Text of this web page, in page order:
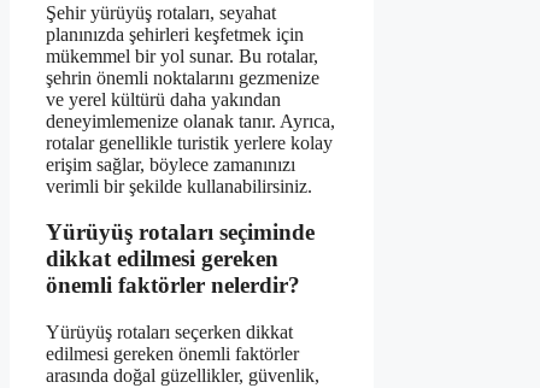
Şehir yürüyüş rotaları, seyahat
planınızda şehirleri keşfetmek için
mükemmel bir yol sunar. Bu rotalar,
şehrin önemli noktalarını gezmenize
ve yerel kültürü daha yakından
deneyimlemenize olanak tanır. Ayrıca,
rotalar genellikle turistik yerlere kolay
erişim sağlar, böylece zamanınızı
verimli bir şekilde kullanabilirsiniz.
Yürüyüş rotaları seçiminde
dikkat edilmesi gereken
önemli faktörler nelerdir?
Yürüyüş rotaları seçerken dikkat
edilmesi gereken önemli faktörler
arasında doğal güzellikler, güvenlik,